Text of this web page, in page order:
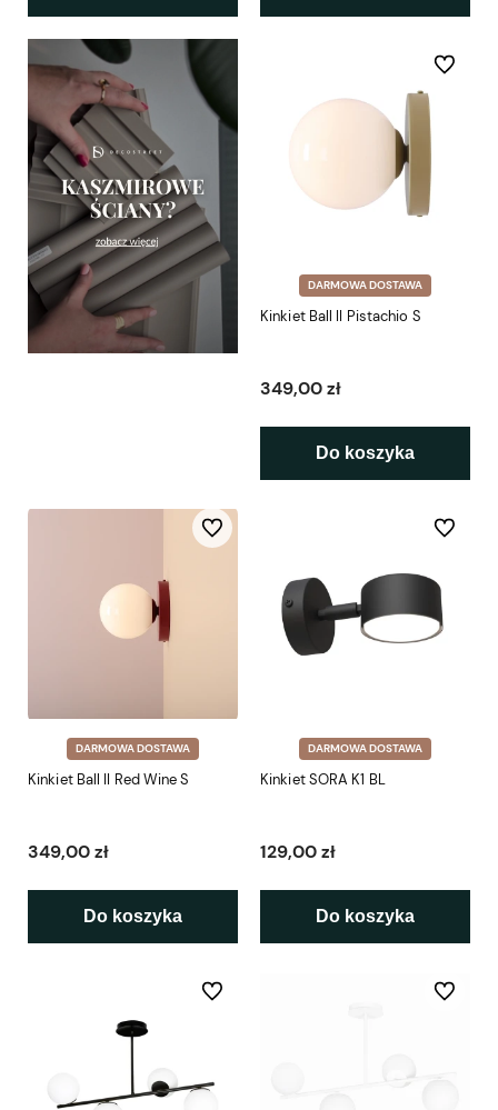
DARMOWA DOSTAWA
Kinkiet Ball II Pistachio S
349,00 zł
Do koszyka
Do
DARMOWA DOSTAWA
Kinkiet Ball II Red Wine S
349,00 zł
Do koszyka
Do ulubionych
DARMOWA DOSTAWA
Kinkiet SORA K1 BL
129,00 zł
Do koszyka
Do
Do ulubionych Do